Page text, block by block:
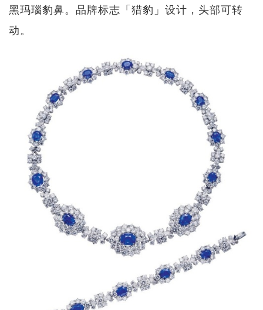
黑玛瑙豹鼻。品牌标志「猎豹」设计，头部可转
动。